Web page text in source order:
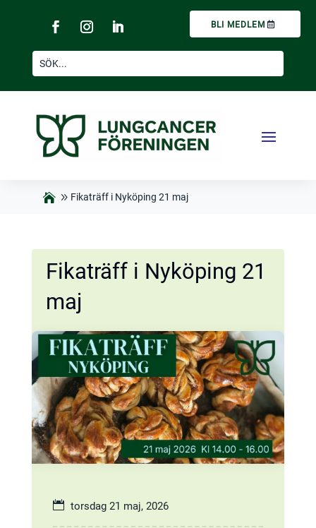
BLI MEDLEM
Fikaträff i Nyköping 21 maj
Fikaträff i Nyköping 21
maj
torsdag 21 maj, 2026